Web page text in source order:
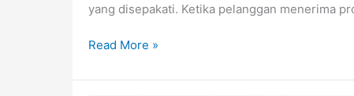
yang disepakati. Ketika pelanggan menerima
Read More »